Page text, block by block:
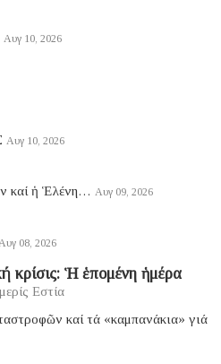
Αυγ 10, 2026
Αυγ 10, 2026
καί ἡ Ἑλένη… Αυγ 09, 2026
Αυγ 08, 2026
κρίσις: Ἡ ἑπομένη ἡμέρα
Εστία
καί τά «καμπανάκια» γιά